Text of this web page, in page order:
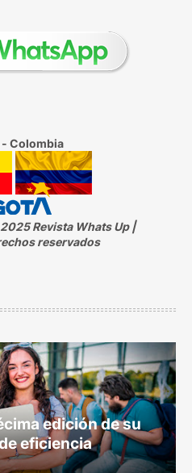
- Colombia
Revista Whats Up |
reservados
edición de su
eficiencia